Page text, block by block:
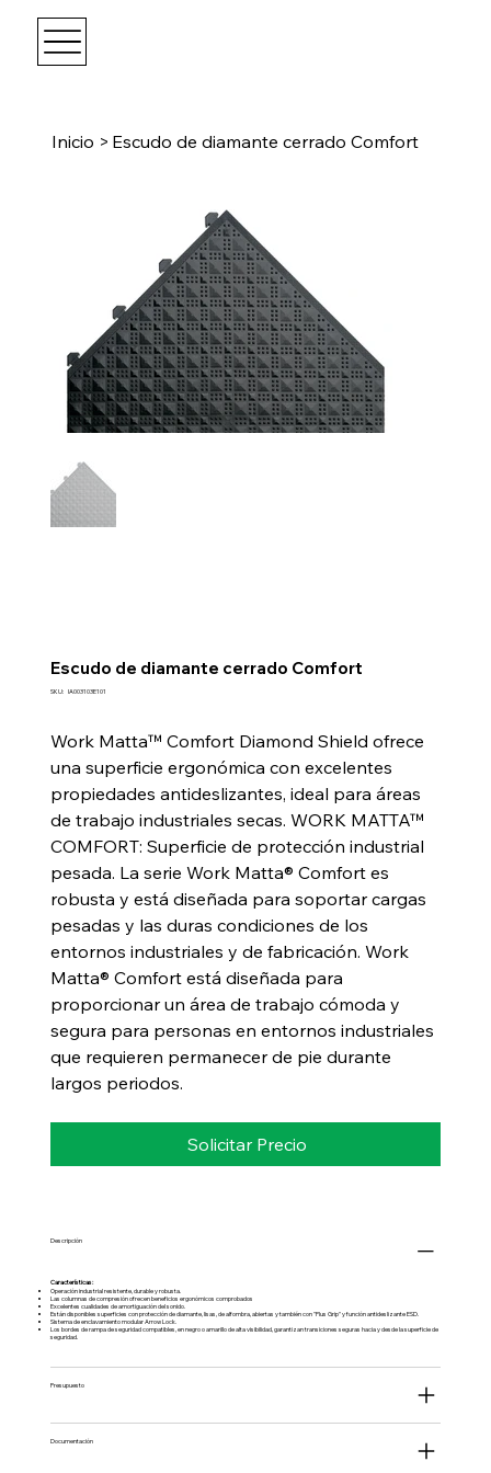
Inicio > Escudo de diamante cerrado Comfort
Escudo de diamante cerrado Comfort
SKU: SKU
IA003103E101
Work Matta™ Comfort Diamond Shield ofrece
una superficie ergonómica con excelentes
propiedades antideslizantes, ideal para áreas
de trabajo industriales secas. WORK MATTA™
COMFORT: Superficie de protección industrial
pesada. La serie Work Matta® Comfort es
robusta y está diseñada para soportar cargas
pesadas y las duras condiciones de los
entornos industriales y de fabricación. Work
Matta® Comfort está diseñada para
proporcionar un área de trabajo cómoda y
segura para personas en entornos industriales
que requieren permanecer de pie durante
largos periodos.
Solicitar Precio
Descripción
Características:
Operación industrial resistente, durable y robusta.
Las columnas de compresión ofrecen beneficios ergonómicos comprobados
Excelentes cualidades de amortiguación del sonido.
Están disponibles superficies con protección de diamante, lisas, de alfombra, abiertas y también con "Plus Grip" y función antideslizante ESD.
Sistema de enclavamiento modular Arrow Lock.
Los bordes de rampa de seguridad compatibles, en negro o amarillo de alta visibilidad, garantizan transiciones seguras hacia y desde la superficie de
seguridad.
Presupuesto
Documentación